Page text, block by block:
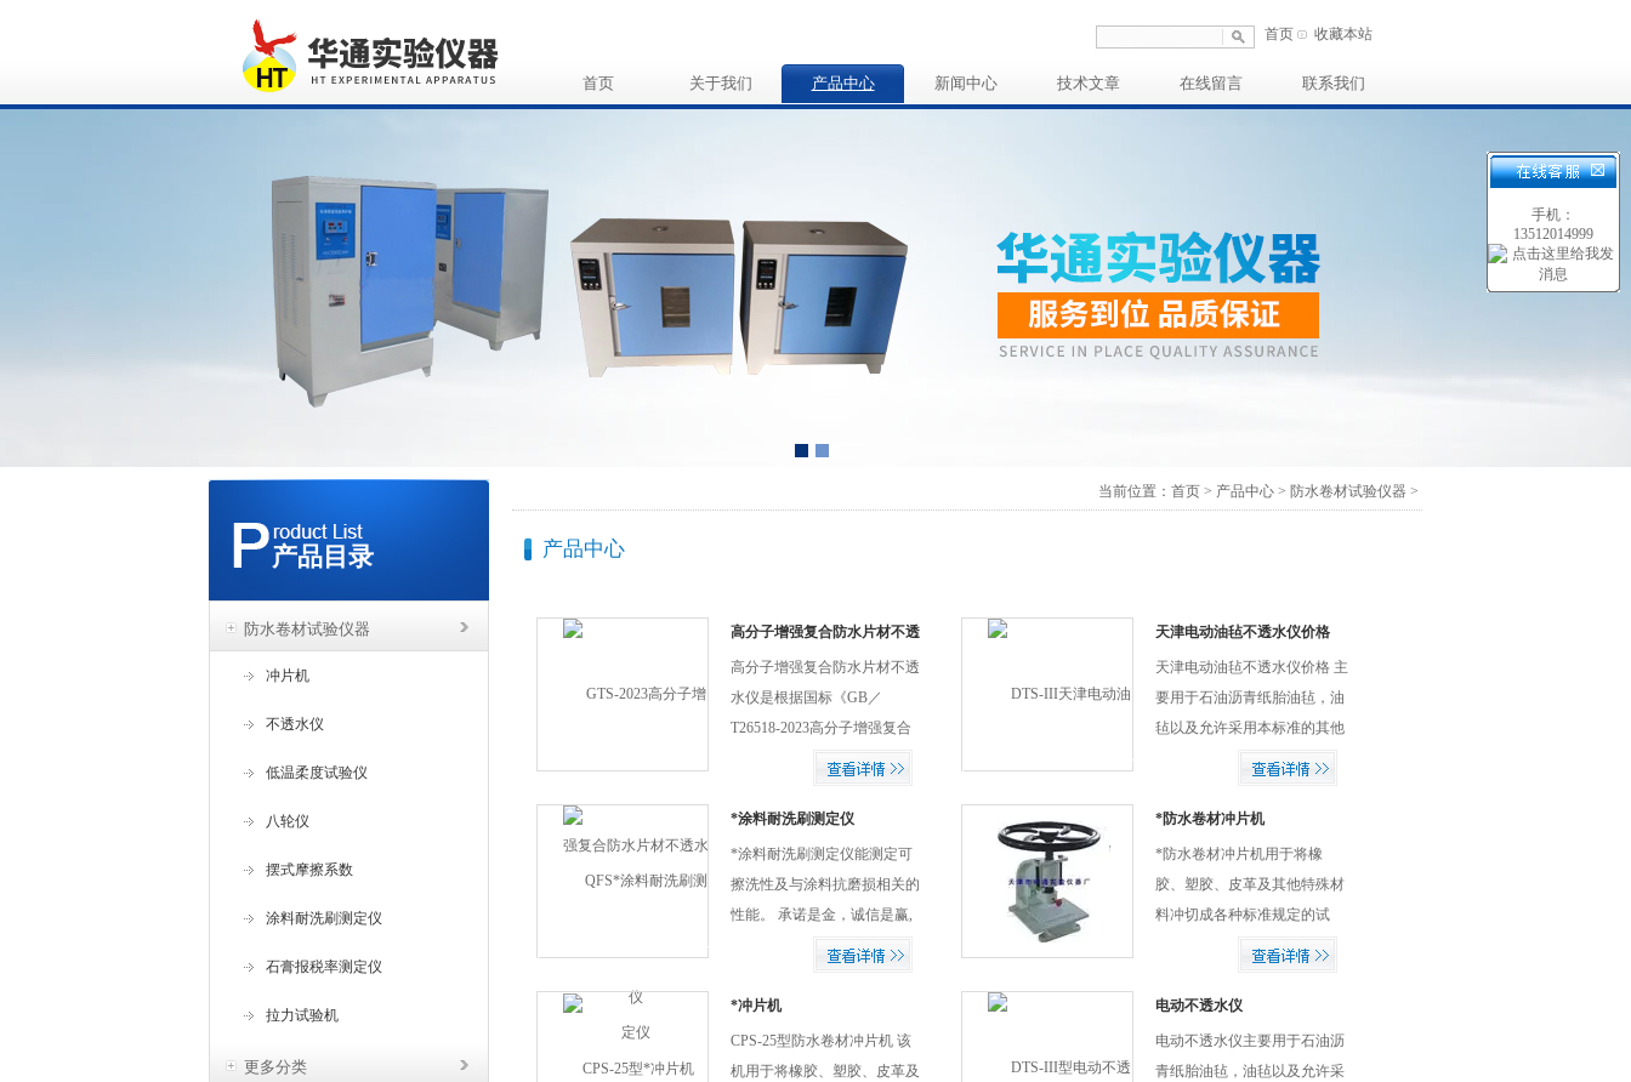
首页 收藏本站
首页 关于我们 产品中心 新闻中心 技术文章 在线留言 联系我们
产品目录
防水卷材试验仪器
冲片机
不透水仪
低温柔度试验仪
八轮仪
摆式摩擦系数
涂料耐洗刷测定仪
石膏报税率测定仪
拉力试验机
更多分类
当前位置： 首页 > 产品中心 > 防水卷材试验仪器 >
产品中心
高分子增强复合防水片材不透
水仪
高分子增强复合防水片材不透
水仪是根据国标《GB／
T26518-2023高分子增强复合
防水片材》标准设计的检测高
透水性的专用设备，可供有关
科研、施工、生产、设计、教
学等部门使用 ，本产品采用电
动水泵加压，具有自动保持压
天津电动油毡不透水仪价格
天津电动油毡不透水仪价格 主
要用于石油沥青纸胎油毡，油
毡以及允许采用本标准的其他
防水材料的质量验收和仲裁试
时间完毕，自动报警，并且整
机自动报警。
*涂料耐洗刷测定仪
*涂料耐洗刷测定仪能测定可
擦洗性及与涂料抗磨损相关的
性能。 承诺是金，诚信是赢,
我们不做暴利，只做好品质，
友善商人。诚信是企业立足的
根本，质量是企业成长的基石,
我们不能给您低的价格，但是
*防水卷材冲片机
*防水卷材冲片机用于将橡
胶、塑胶、皮革及其他特殊材
料冲切成各种标准规定的试
片，供试验时用。亦可充当小
*冲片机
CPS-25型防水卷材冲片机 该
机用于将橡胶、塑胶、皮革及
电动不透水仪
电动不透水仪主要用于石油沥
青纸胎油毡，油毡以及允许采
手机：
13512014999